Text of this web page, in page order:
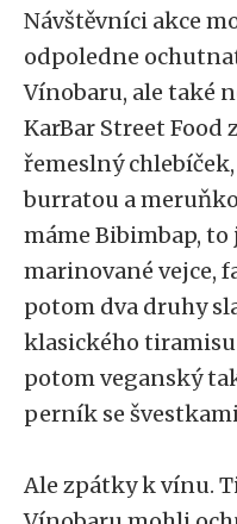
Návštěvníci akce
odpoledne
Vínobaru, ale také
KarBar Street Food
řemeslný
burratou a
máme Bibimbap, to
marinované vejce,
potom dva druhy
klasického
potom veganský
perník se
Ale zpátky k vínu.